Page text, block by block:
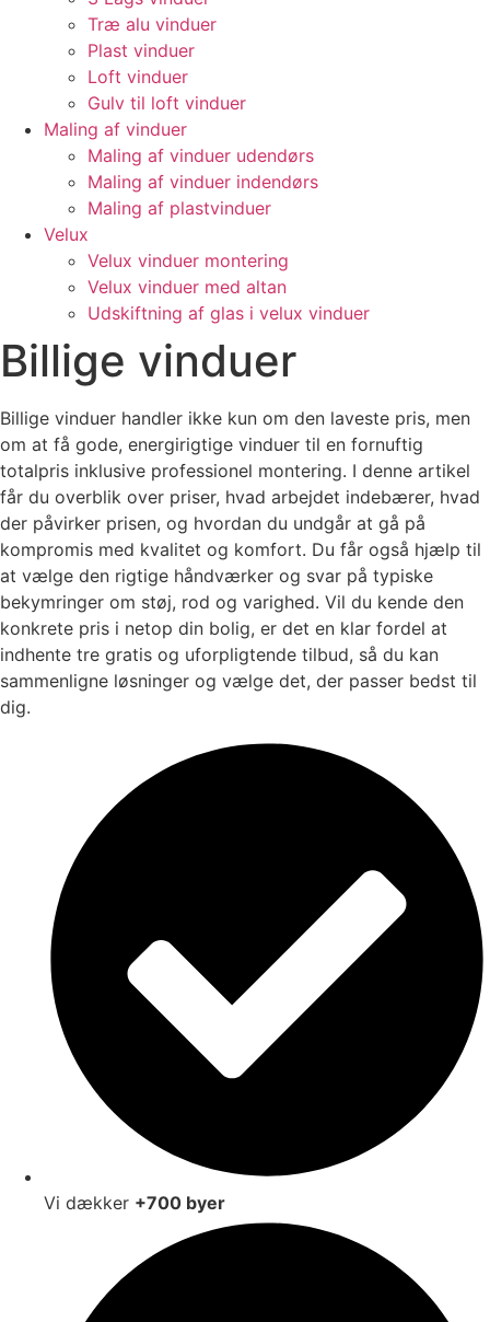
Træ alu vinduer
Plast vinduer
Loft vinduer
Gulv til loft vinduer
Maling af vinduer
Maling af vinduer udendørs
Maling af vinduer indendørs
Maling af plastvinduer
Velux
Velux vinduer montering
Velux vinduer med altan
Udskiftning af glas i velux vinduer
Billige vinduer
Billige vinduer handler ikke kun om den laveste pris, men
om at få gode, energirigtige vinduer til en fornuftig
totalpris inklusive professionel montering. I denne artikel
får du overblik over priser, hvad arbejdet indebærer, hvad
der påvirker prisen, og hvordan du undgår at gå på
kompromis med kvalitet og komfort. Du får også hjælp til
at vælge den rigtige håndværker og svar på typiske
bekymringer om støj, rod og varighed. Vil du kende den
konkrete pris i netop din bolig, er det en klar fordel at
indhente tre gratis og uforpligtende tilbud, så du kan
sammenligne løsninger og vælge det, der passer bedst til
dig.
Vi dækker +700 byer